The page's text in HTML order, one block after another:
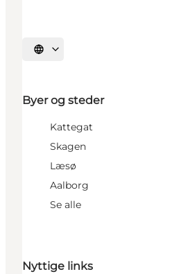
Vælg sprog
Byer og steder
Kattegat
Skagen
Læsø
Aalborg
Se alle
Nyttige links